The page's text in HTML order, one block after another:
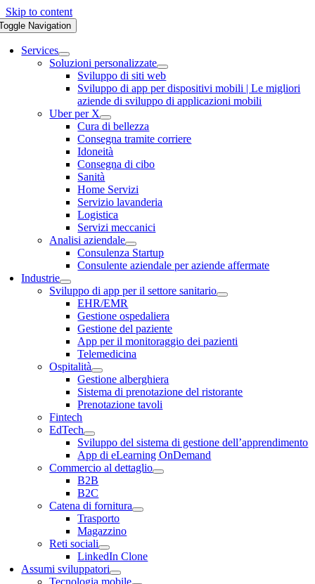
Skip to content
Navigation
Services
Soluzioni personalizzate
Sviluppo di siti web
Sviluppo di app per dispositivi mobili | Le migliori
aziende di sviluppo di applicazioni mobili
Uber per X
Cura di bellezza
Consegna tramite corriere
Idoneità
Consegna di cibo
Sanità
Home Servizi
Servizio lavanderia
Logistica
Servizi meccanici
Analisi aziendale
Consulenza Startup
Consulente aziendale per aziende affermate
Industrie
Sviluppo di app per il settore sanitario
EHR/EMR
Gestione ospedaliera
Gestione del paziente
App per il monitoraggio dei pazienti
Telemedicina
Ospitalità
Gestione alberghiera
Sistema di prenotazione del ristorante
Prenotazione tavoli
Fintech
EdTech
Sviluppo del sistema di gestione dell’apprendimento
App di eLearning OnDemand
Commercio al dettaglio
B2B
B2C
Catena di fornitura
Trasporto
Magazzino
Reti sociali
LinkedIn Clone
Assumi sviluppatori
Tecnologia mobile